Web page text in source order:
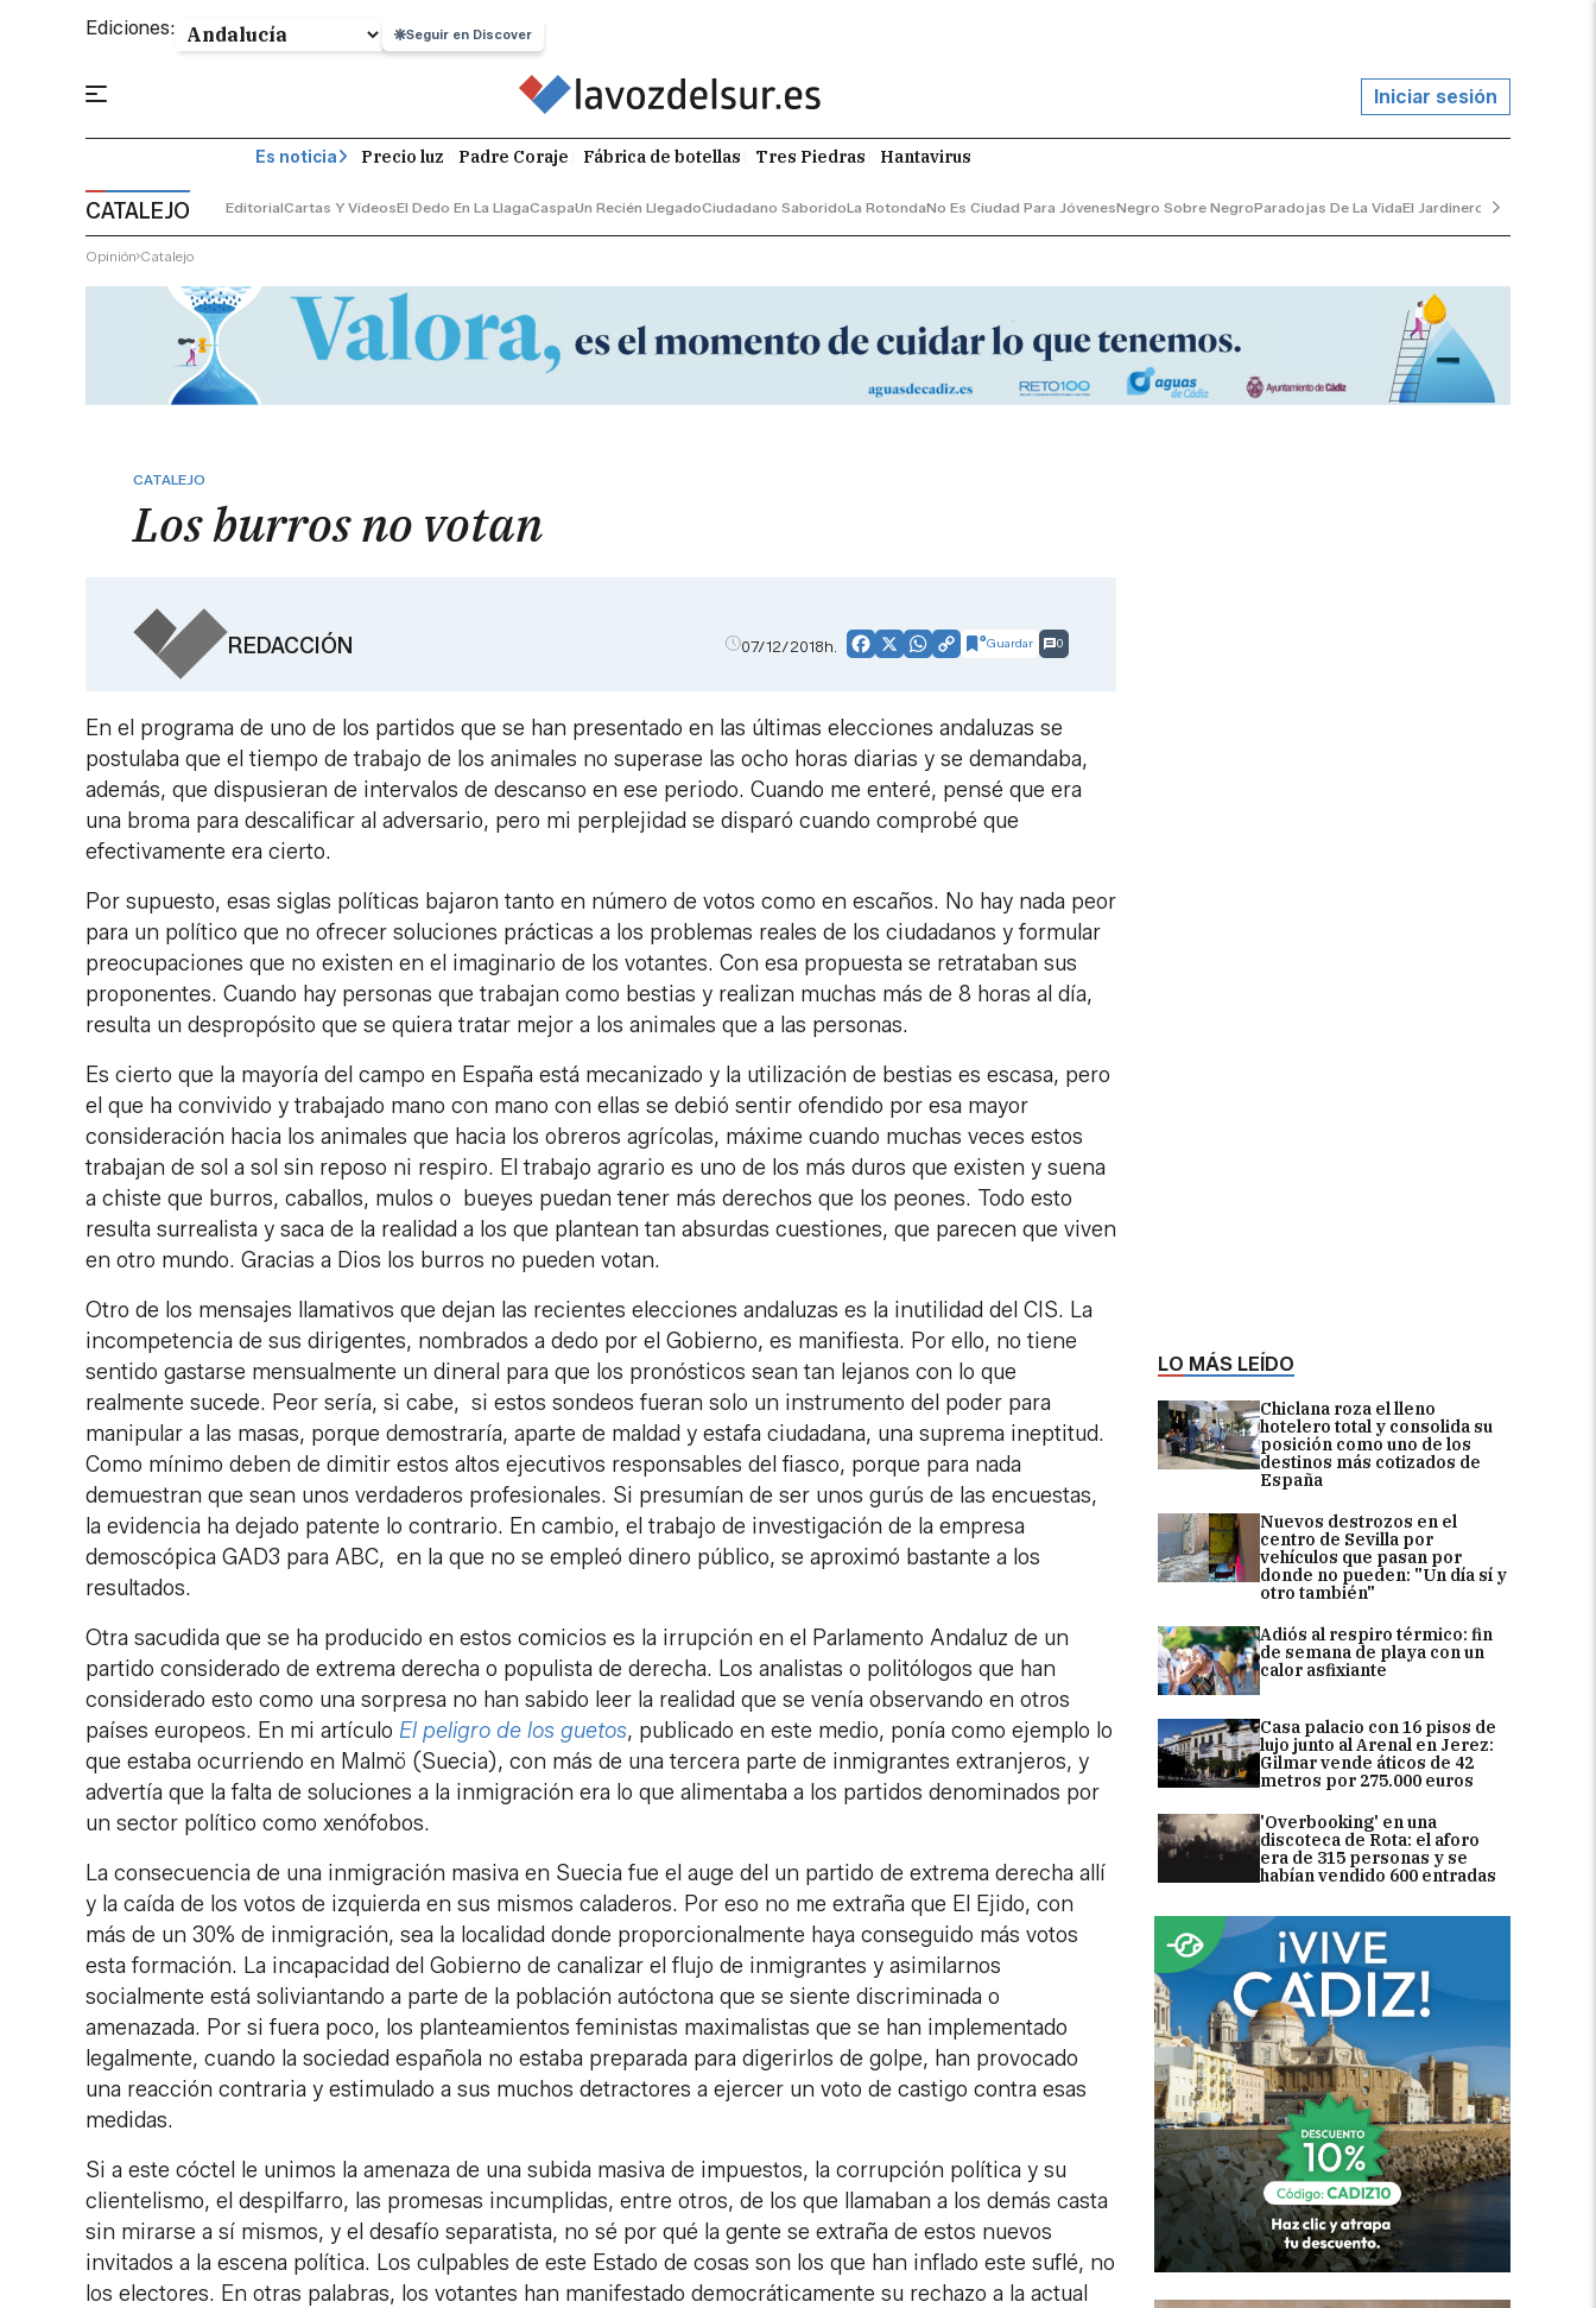
Ediciones: Seguir en Discover
Iniciar sesión
Es noticia Precio luz Padre Coraje Fábrica de botellas Tres Piedras Hantavirus
CATALEJO EditorialCartas Y VídeosEl Dedo En La LlagaCaspaUn Recién LlegadoCiudadano SaboridoLa RotondaNo Es Ciudad Para JóvenesNegro Sobre NegroParadojas De La VidaEl Jardinero Tranquilo
Opinión Catalejo
CATALEJO
Los burros no votan
LO MÁS LEÍDO
Chiclana roza el lleno
hotelero total y consolida su
posición como uno de los
destinos más cotizados de
España
Nuevos destrozos en el
centro de Sevilla por
vehículos que pasan por
donde no pueden: "Un día sí y
otro también"
Adiós al respiro térmico: fin
de semana de playa con un
calor asfixiante
Casa palacio con 16 pisos de
lujo junto al Arenal en Jerez:
Gilmar vende áticos de 42
metros por 275.000 euros
'Overbooking' en una
discoteca de Rota: el aforo
era de 315 personas y se
habían vendido 600 entradas
REDACCIÓN 07/12/2018h. Facebook
X WhatsApp
CopyGuardar 0
En el programa de uno de los partidos que se han presentado en las últimas elecciones andaluzas se
postulaba que el tiempo de trabajo de los animales no superase las ocho horas diarias y se demandaba,
además, que dispusieran de intervalos de descanso en ese periodo. Cuando me enteré, pensé que era
una broma para descalificar al adversario, pero mi perplejidad se disparó cuando comprobé que
efectivamente era cierto.
Por supuesto, esas siglas políticas bajaron tanto en número de votos como en escaños. No hay nada peor
para un político que no ofrecer soluciones prácticas a los problemas reales de los ciudadanos y formular
preocupaciones que no existen en el imaginario de los votantes. Con esa propuesta se retrataban sus
proponentes. Cuando hay personas que trabajan como bestias y realizan muchas más de 8 horas al día,
resulta un despropósito que se quiera tratar mejor a los animales que a las personas.
Es cierto que la mayoría del campo en España está mecanizado y la utilización de bestias es escasa, pero
el que ha convivido y trabajado mano con mano con ellas se debió sentir ofendido por esa mayor
consideración hacia los animales que hacia los obreros agrícolas, máxime cuando muchas veces estos
trabajan de sol a sol sin reposo ni respiro. El trabajo agrario es uno de los más duros que existen y suena
a chiste que burros, caballos, mulos o bueyes puedan tener más derechos que los peones. Todo esto
resulta surrealista y saca de la realidad a los que plantean tan absurdas cuestiones, que parecen que viven
en otro mundo. Gracias a Dios los burros no pueden votan.
Otro de los mensajes llamativos que dejan las recientes elecciones andaluzas es la inutilidad del CIS. La
incompetencia de sus dirigentes, nombrados a dedo por el Gobierno, es manifiesta. Por ello, no tiene
sentido gastarse mensualmente un dineral para que los pronósticos sean tan lejanos con lo que
realmente sucede. Peor sería, si cabe, si estos sondeos fueran solo un instrumento del poder para
manipular a las masas, porque demostraría, aparte de maldad y estafa ciudadana, una suprema ineptitud.
Como mínimo deben de dimitir estos altos ejecutivos responsables del fiasco, porque para nada
demuestran que sean unos verdaderos profesionales. Si presumían de ser unos gurús de las encuestas,
la evidencia ha dejado patente lo contrario. En cambio, el trabajo de investigación de la empresa
demoscópica GAD3 para ABC, en la que no se empleó dinero público, se aproximó bastante a los
resultados.
Otra sacudida que se ha producido en estos comicios es la irrupción en el Parlamento Andaluz de un
partido considerado de extrema derecha o populista de derecha. Los analistas o politólogos que han
considerado esto como una sorpresa no han sabido leer la realidad que se venía observando en otros
países europeos. En mi artículo El peligro de los guetos, publicado en este medio, ponía como ejemplo lo
que estaba ocurriendo en Malmö (Suecia), con más de una tercera parte de inmigrantes extranjeros, y
advertía que la falta de soluciones a la inmigración era lo que alimentaba a los partidos denominados por
un sector político como xenófobos.
La consecuencia de una inmigración masiva en Suecia fue el auge del un partido de extrema derecha allí
y la caída de los votos de izquierda en sus mismos caladeros. Por eso no me extraña que El Ejido, con
más de un 30% de inmigración, sea la localidad donde proporcionalmente haya conseguido más votos
esta formación. La incapacidad del Gobierno de canalizar el flujo de inmigrantes y asimilarnos
socialmente está soliviantando a parte de la población autóctona que se siente discriminada o
amenazada. Por si fuera poco, los planteamientos feministas maximalistas que se han implementado
legalmente, cuando la sociedad española no estaba preparada para digerirlos de golpe, han provocado
una reacción contraria y estimulado a sus muchos detractores a ejercer un voto de castigo contra esas
medidas.
Si a este cóctel le unimos la amenaza de una subida masiva de impuestos, la corrupción política y su
clientelismo, el despilfarro, las promesas incumplidas, entre otros, de los que llamaban a los demás casta
sin mirarse a sí mismos, y el desafío separatista, no sé por qué la gente se extraña de estos nuevos
invitados a la escena política. Los culpables de este Estado de cosas son los que han inflado este suflé, no
los electores. En otras palabras, los votantes han manifestado democráticamente su rechazo a la actual